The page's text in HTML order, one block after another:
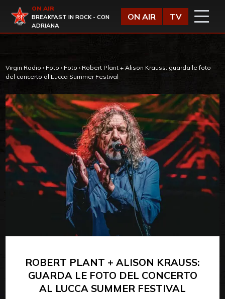
Virgin Radio
ON AIR
BREAKFAST IN ROCK - CON
ADRIANA
ON AIR TV
Virgin Radio › Foto › Foto › Robert Plant + Alison Krauss: guarda le foto
del concerto al Lucca Summer Festival
ROBERT PLANT + ALISON KRAUSS:
GUARDA LE FOTO DEL CONCERTO
AL LUCCA SUMMER FESTIVAL